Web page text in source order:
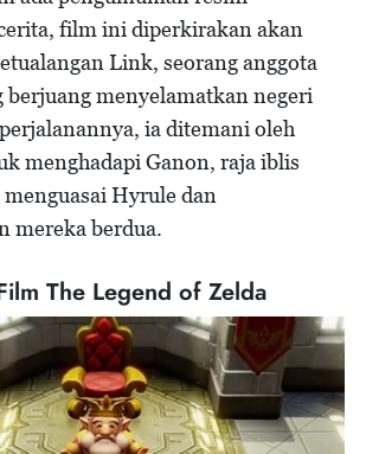
film ini diperkirakan akan
Link, seorang anggota
berjuang menyelamatkan negeri
ia ditemani oleh
menghadapi Ganon, raja iblis
Hyrule dan
mereka berdua.
The Legend of Zelda